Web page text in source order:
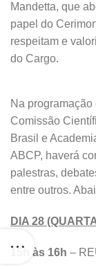
Mandetta, que
papel do
respeitam e
do Cargo.
Na
Comissão
Brasil e
ABCP, haverá
palestras,
entre outros.
DIA 28
15h às 16h –